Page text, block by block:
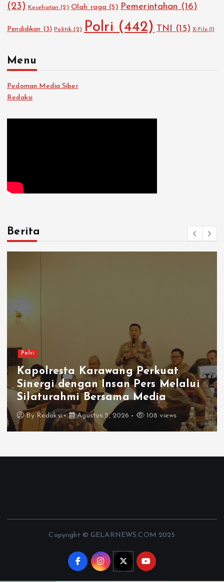
:(23)
Kesehatan (2) Olah raga (5) Pemerintahan (16)
Pendidikan (3) Politik (2) Polri (442) TNI (15) X-File(1)
Menu
Pedoman Media Siber
Redaksi
Berita
Polri
Kapolresta Karawang Perkuat
Sinergi dengan Insan Pers Melalui
Silaturahmi Bersama Media
By Redaksi Agustus 5, 2026 108 views
Copyright © GELARNEWS.COM 2025